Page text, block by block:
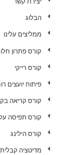
הבלוג
ממליצים עלינו
קורס פתרון
קורס רייקי
פיתוח יועצים
קורס קריאה
קורס תפיסה
קורס הילינג
מדיטציה